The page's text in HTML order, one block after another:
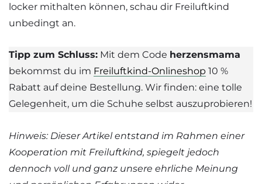
locker mithalten können, schau dir Freiluftkind
unbedingt an.
Tipp zum Schluss: Mit dem Code herzensmama
bekommst du im Freiluftkind-Onlineshop 10 %
Rabatt auf deine Bestellung. Wir finden: eine tolle
Gelegenheit, um die Schuhe selbst auszuprobieren!
Hinweis: Dieser Artikel entstand im Rahmen einer
Kooperation mit Freiluftkind, spiegelt jedoch
dennoch voll und ganz unsere ehrliche Meinung